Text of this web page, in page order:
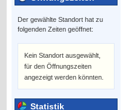
Der gewählte Standort hat zu
folgenden Zeiten geöffnet:
Kein Standort ausgewählt,
für den Öffnungszeiten
angezeigt werden könnten.
Statistik